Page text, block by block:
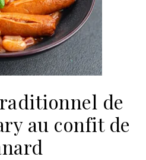
de
au confit de